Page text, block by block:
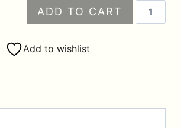
فقط)
ADD TO CART
Add to wishlist